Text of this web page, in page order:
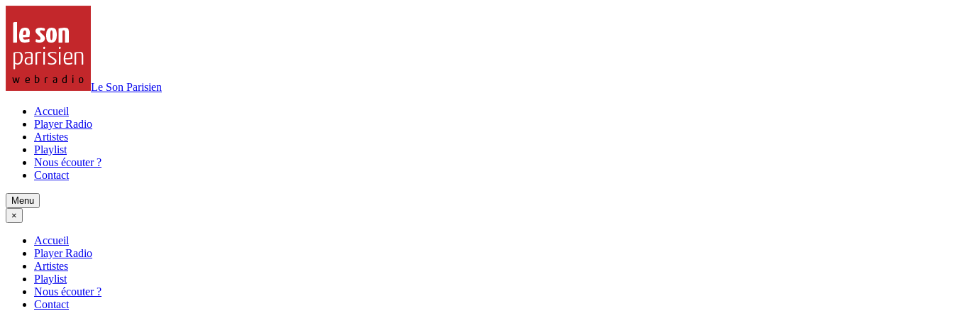
Le Son Parisien
Accueil
Player Radio
Artistes
Playlist
Nous écouter ?
Contact
Menu
×
Accueil
Player Radio
Artistes
Playlist
Nous écouter ?
Contact